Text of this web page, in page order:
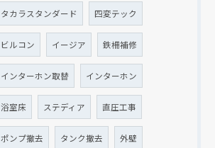
タカラスタンダード 四変テック
ビルコン イージア 鉄柵補修
インターホン取替 インターホン
浴室床 ステディア 直圧工事
ポンプ撤去 タンク撤去 外壁